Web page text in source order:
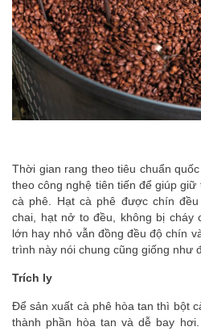
Thời gian rang theo tiêu chuẩn
theo công nghệ tiên tiến để giúp
cà phê. Hạt cà phê được chín
chai, hạt nở to đều, không bị cháy
lớn hay nhỏ vẫn đồng đều độ chín
trình này nói chung cũng giống như
Trích ly
Để sản xuất cà phê hòa tan thì bột
thành phần hòa tan và dễ bay